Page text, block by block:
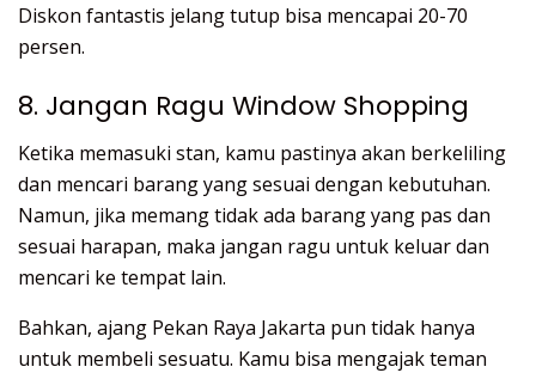
Diskon fantastis jelang tutup bisa mencapai 20-70
persen.
8. Jangan Ragu Window Shopping
Ketika memasuki stan, kamu pastinya akan berkeliling
dan mencari barang yang sesuai dengan kebutuhan.
Namun, jika memang tidak ada barang yang pas dan
sesuai harapan, maka jangan ragu untuk keluar dan
mencari ke tempat lain.
Bahkan, ajang Pekan Raya Jakarta pun tidak hanya
untuk membeli sesuatu. Kamu bisa mengajak teman